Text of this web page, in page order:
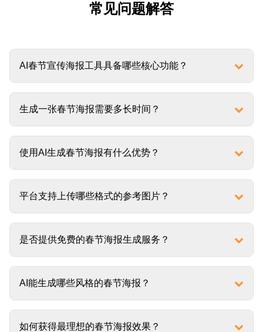
常见问题解答
AI春节宣传海报工具具备哪些核心功能？
生成一张春节海报需要多长时间？
使用AI生成春节海报有什么优势？
平台支持上传哪些格式的参考图片？
是否提供免费的春节海报生成服务？
AI能生成哪些风格的春节海报？
如何获得最理想的春节海报效果？